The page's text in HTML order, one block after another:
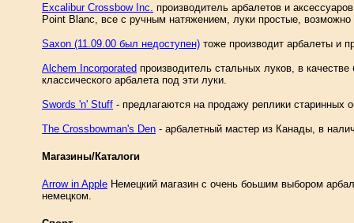
Excalibur Crossbow Inc. производитель арбалетов и
Point Blanc, все с ручным натяжением, луки простые, возможно
Saxon (11.09.00 был недоступен) тоже производит арбалеты и
Alchem Incorporated производитель стальных луков, в
классического арбалета под эти луки.
Swords 'n' Stuff - предлагаются на продажу реплики старинных
The Crossbowman's Den - арбалетный мастер из Канады, в
Магазины/Каталоги
Arrow in Apple Немецкий магазин с очень боьшим выбором
немецком.